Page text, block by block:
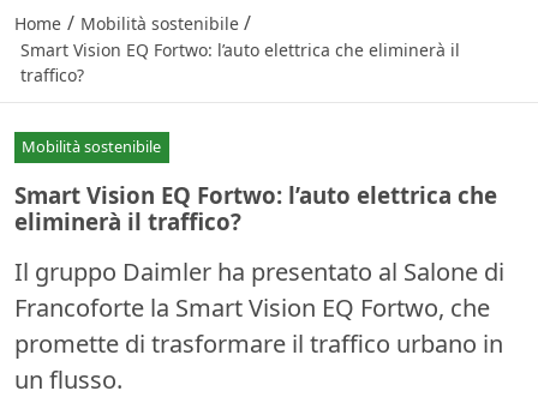
Home / Mobilità sostenibile /
Smart Vision EQ Fortwo: l’auto elettrica che eliminerà il
traffico?
Mobilità sostenibile
Smart Vision EQ Fortwo: l’auto elettrica che
eliminerà il traffico?
Il gruppo Daimler ha presentato al Salone di
Francoforte la Smart Vision EQ Fortwo, che
promette di trasformare il traffico urbano in
un flusso.